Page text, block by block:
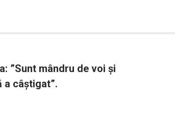
”Sunt mândru de voi și
câștigat”.